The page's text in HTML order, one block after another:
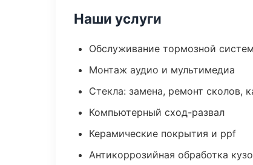
Наши услуги
Обслуживание тормозной
Монтаж аудио и мультимедиа
Стекла: замена, ремонт сколов,
Компьютерный сход-развал
Керамические покрытия и ppf
Антикоррозийная обработка